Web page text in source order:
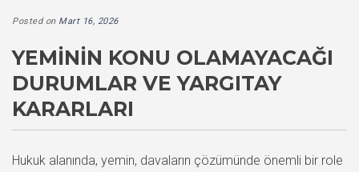
Posted on Mart 16, 2026
YEMININ KONU OLAMAYACAĞI
DURUMLAR VE YARGITAY
KARARLARI
Hukuk alanında, yemin, davaların çözümünde önemli bir role